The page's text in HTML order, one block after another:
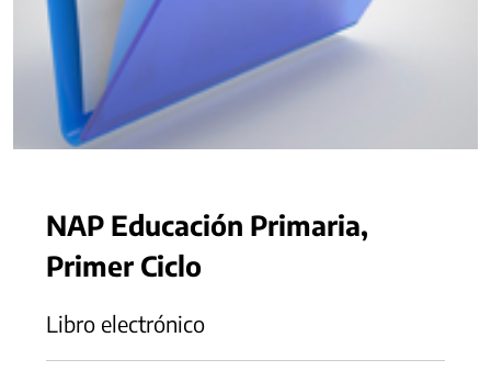
NAP Educación Primaria,
Primer Ciclo
Libro electrónico